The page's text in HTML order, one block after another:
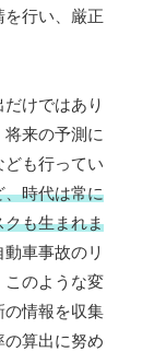
行い、厳正
けではあり
来の予測に
も行ってい
、時代は常に
クも生まれま
車事故のリ
このような変
の情報を収集
の算出に努め